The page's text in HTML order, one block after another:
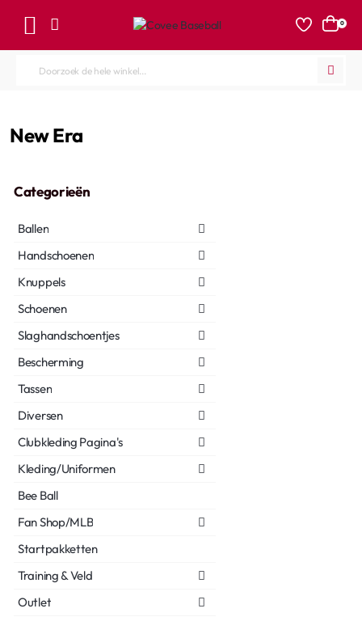
0
Doorzoek
winkel...
New Era
Categorieën
Ballen
Handschoenen
Knuppels
Schoenen
Slaghandschoentjes
Bescherming
Tassen
Diversen
Clubkleding Pagina's
Kleding/Uniformen
Bee Ball
Fan Shop/MLB
Startpakketten
Training & Veld
Outlet